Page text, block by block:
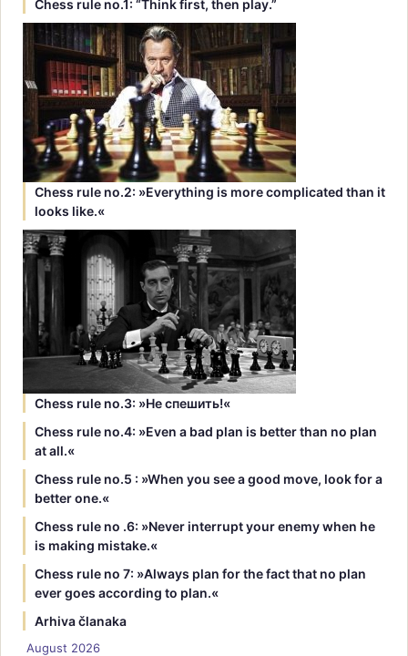
Chess rule no.1: “Think first, then play.”
Chess rule no.2: »Everything is more complicated than it
looks like.«
Chess rule no.3: »Hе спешить!«
Chess rule no.4: »Even a bad plan is better than no plan
at all.«
Chess rule no.5 : »When you see a good move, look for a
better one.«
Chess rule no .6: »Never interrupt your enemy when he
is making mistake.«
Chess rule no 7: »Always plan for the fact that no plan
ever goes according to plan.«
Arhiva članaka
August 2026